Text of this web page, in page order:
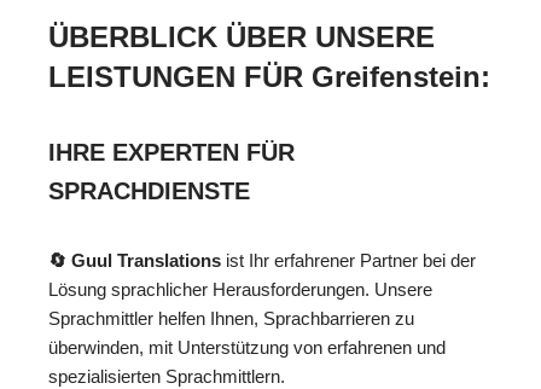
ÜBERBLICK ÜBER UNSERE
LEISTUNGEN FÜR Greifenstein:
IHRE EXPERTEN FÜR
SPRACHDIENSTE
🔄 Guul Translations ist Ihr erfahrener Partner bei der
Lösung sprachlicher Herausforderungen. Unsere
Sprachmittler helfen Ihnen, Sprachbarrieren zu
überwinden, mit Unterstützung von erfahrenen und
spezialisierten Sprachmittlern.